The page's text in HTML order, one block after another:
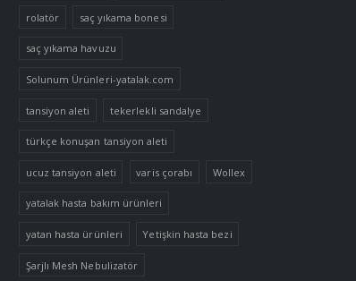
rolatör saç yıkama bonesi
saç yıkama havuzu
Solunum Ürünleri-yatalak.com
tansiyon aleti tekerlekli sandalye
türkçe konuşan tansiyon aleti
ucuz tansiyon aleti varis çorabı Wollex
yatalak hasta bakım ürünleri
yatan hasta ürünleri Yetişkin hasta bezi
Şarjlı Mesh Nebulizatör